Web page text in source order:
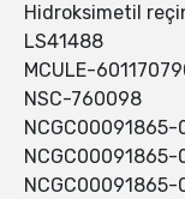
Hidroksimetil
LS41488
MCULE-
NSC-760098
NCGC00091865-
NCGC00091865-
NCGC00091865-